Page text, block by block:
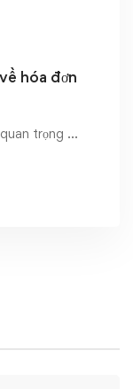
hóa đơn
trọng …